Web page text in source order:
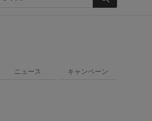
ニュース キャンペーン